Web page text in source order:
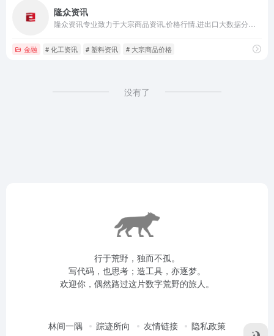
隆众资讯
金融 # 化工资讯 # 塑料资讯 # 大宗商品价格
没有了
行于荒野，独而不孤。
写代码，也思考；造工具，亦逐梦。
欢迎你，偶然路过这片数字荒野的旅人。
林间一隅 踪迹所向 友情链接 隐私政策